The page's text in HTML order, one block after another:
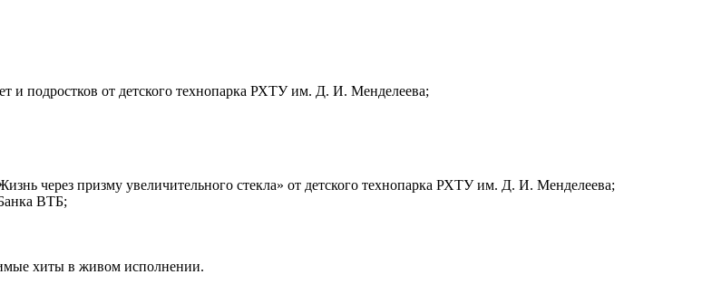
и подростков от детского технопарка РХТУ им. Д. И. Менделеева;
через призму увеличительного стекла» от детского технопарка РХТУ им. Д. И. Менделеева;
ВТБ;
хиты в живом исполнении.